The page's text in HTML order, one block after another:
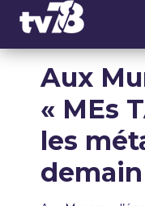
Aux
« MEs
les
demain
Panneau de gestion